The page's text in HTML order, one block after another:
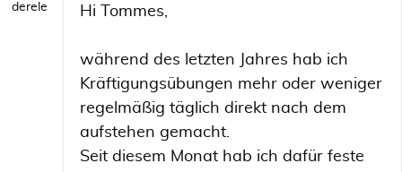
derele Hi Tommes,
während des letzten Jahres hab ich
Kräftigungsübungen mehr oder weniger
regelmäßig täglich direkt nach dem
aufstehen gemacht.
Seit diesem Monat hab ich dafür feste